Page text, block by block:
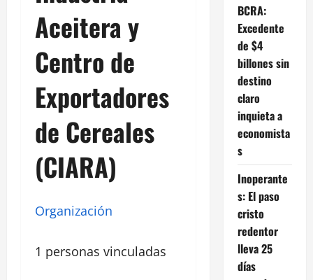
Aceitera y
Centro de
Exportadores
de Cereales
(CIARA)
Organización
1 personas vinculadas
BCRA:
Excedente
de $4
billones sin
destino
claro
inquieta a
economista
s
Inoperante
s: El paso
cristo
redentor
lleva 25
días